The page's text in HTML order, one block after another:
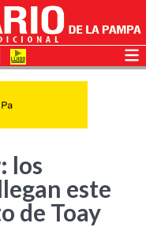
los
este
de Toay